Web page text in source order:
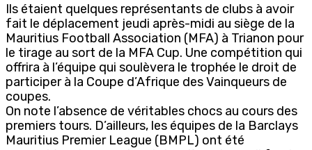
Ils étaient quelques représentants de clubs à avoir
fait le déplacement jeudi après-midi au siège de la
Mauritius Football Association (MFA) à Trianon pour
le tirage au sort de la MFA Cup. Une compétition qui
offrira à l’équipe qui soulèvera le trophée le droit de
participer à la Coupe d’Afrique des Vainqueurs de
coupes.
On note l’absence de véritables chocs au cours des
premiers tours. D’ailleurs, les équipes de la Barclays
Mauritius Premier League (BMPL) ont été